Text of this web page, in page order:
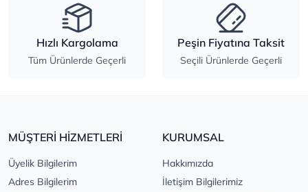
Hızlı Kargolama
Tüm Ürünlerde Geçerli
Peşin Fiyatına Taksit
Seçili Ürünlerde Geçerli
MÜŞTERİ HİZMETLERİ
Üyelik Bilgilerim
Adres Bilgilerim
KURUMSAL
Hakkımızda
İletişim Bilgilerimiz